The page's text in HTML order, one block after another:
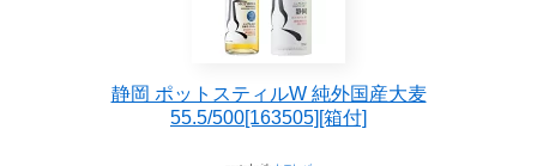
静岡 ポットスティルW 純外国産大麦
55.5/500[163505][箱付]